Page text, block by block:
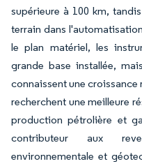
supérieure à 100 km,
terrain dans
le plan matériel, les
grande base installée,
connaissent une croissance
recherchent une meilleure
production pétrolière et
contributeur aux
environnementale et